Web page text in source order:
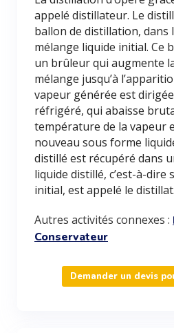
appelé distillateur. Le
ballon de distillation, dans
mélange liquide initial. Ce
un brûleur qui augmente
mélange jusqu’à
vapeur générée est
réfrigéré, qui abaisse
température de la vapeur
nouveau sous forme
distillé est récupéré dans
liquide distillé, c’est-à-dire
initial, est appelé le distillat.
Autres activités connexes :
Conservateur
Demander un devis